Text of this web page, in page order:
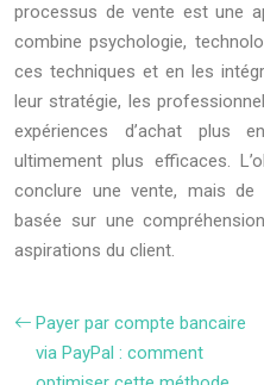
processus de vente est une
combine psychologie,
ces techniques et en les
leur stratégie, les
expériences d’achat plus
ultimement plus efficaces.
conclure une vente, mais de
basée sur une
aspirations du client.
Payer par compte bancaire
via PayPal : comment